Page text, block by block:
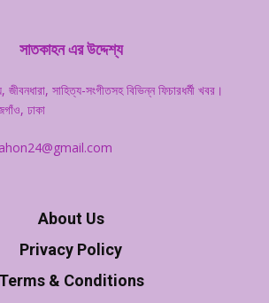
সাতকাহন এর উদ্দেশ্য
জীবনধারা, সাহিত্য-সংগীতসহ বিভিন্ন ফিচারধর্মী খবর।
ঢাকা
About Us
Privacy Policy
Terms & Conditions